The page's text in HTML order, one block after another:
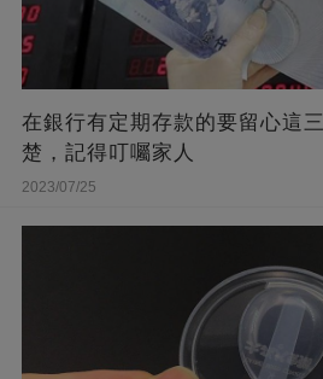
在銀行有定期存款的要留心這
楚，記得叮囑家人
2023/07/25